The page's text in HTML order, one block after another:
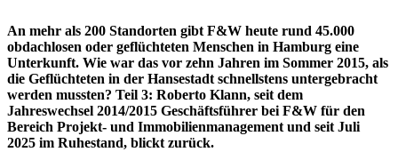
An mehr als 200 Standorten gibt F&W heute rund 45.000
obdachlosen oder geflüchteten Menschen in Hamburg eine
Unterkunft. Wie war das vor zehn Jahren im Sommer 2015, als
die Geflüchteten in der Hansestadt schnellstens untergebracht
werden mussten? Teil 3: Roberto Klann, seit dem
Jahreswechsel 2014/2015 Geschäftsführer bei F&W für den
Bereich Projekt- und Immobilienmanagement und seit Juli
2025 im Ruhestand, blickt zurück.